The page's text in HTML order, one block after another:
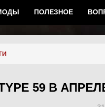
ПОЛЕЗНОЕ
59 В